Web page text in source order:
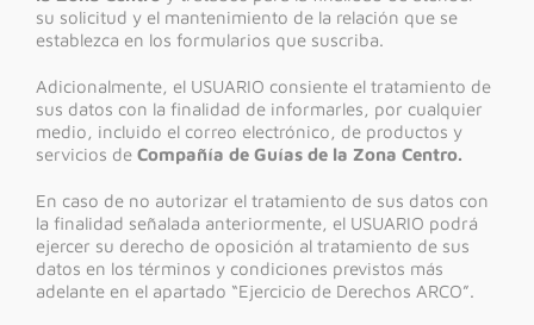
su solicitud y el mantenimiento de la relación que se
establezca en los formularios que suscriba.
Adicionalmente, el USUARIO consiente el tratamiento de
sus datos con la finalidad de informarles, por cualquier
medio, incluido el correo electrónico, de productos y
servicios de Compañía de Guías de la Zona Centro.
En caso de no autorizar el tratamiento de sus datos con
la finalidad señalada anteriormente, el USUARIO podrá
ejercer su derecho de oposición al tratamiento de sus
datos en los términos y condiciones previstos más
adelante en el apartado “Ejercicio de Derechos ARCO”.